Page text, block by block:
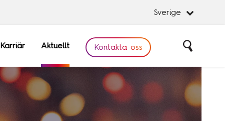
Sverige
Karriär Aktuellt Kontakta oss
Stäng
Stäng